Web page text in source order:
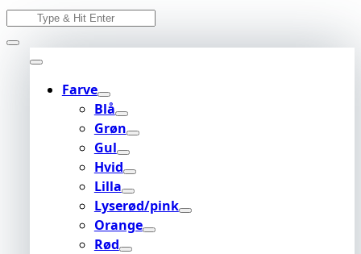
Skip
Search
for:
Farve
Blå
Grøn
Gul
Hvid
Lilla
Lyserød/pink
Orange
Rød